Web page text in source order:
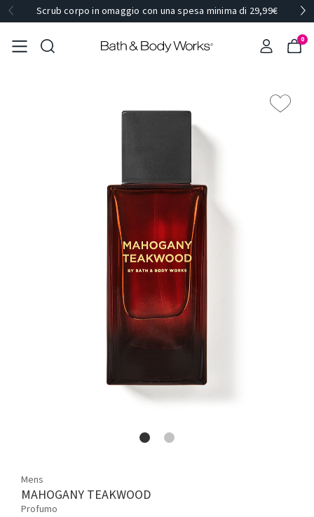
Scrub corpo in omaggio con una spesa minima di 29,99€
0
Mens
MAHOGANY TEAKWOOD
Profumo